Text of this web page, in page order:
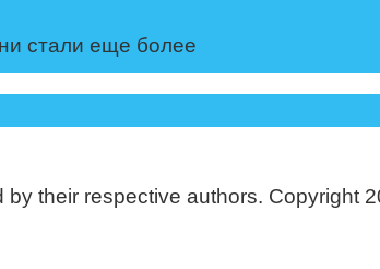
стали еще более
their respective authors. Copyright